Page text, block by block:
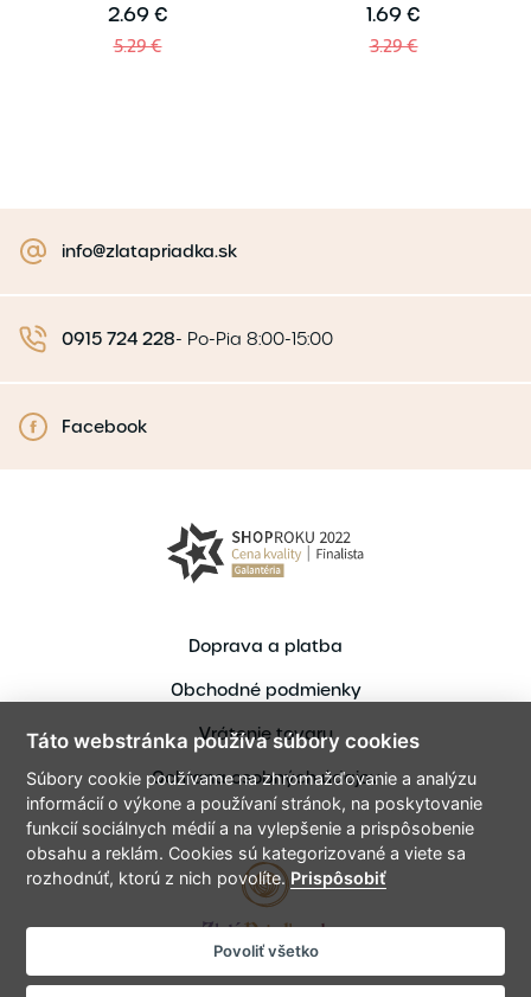
2.69 €
5.29 €
1.69 €
3.29 €
info@zlatapriadka.sk
0915 724 228- Po-Pia 8:00-15:00
Facebook
Doprava a platba
Obchodné podmienky
Vrátenie tovaru
Ochrana osobných údajov
Copyright © 2021 ZlataPriadka.sk
Táto webstránka používa súbory cookies
Súbory cookie používame na zhromažďovanie a analýzu
informácií o výkone a používaní stránok, na poskytovanie
funkcií sociálnych médií a na vylepšenie a prispôsobenie
obsahu a reklám. Cookies sú kategorizované a viete sa
rozhodnúť, ktorú z nich povolíte.Prispôsobiť
Povoliť všetko